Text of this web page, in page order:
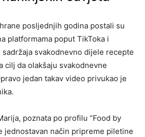
posljednjih godina postali su
platformama poput TikToka i
sadržaja svakodnevno dijele recepte
cilj da olakšaju svakodnevne
jedan takav video privukao je
poznata po profilu “Food by
jednostavan način pripreme piletine